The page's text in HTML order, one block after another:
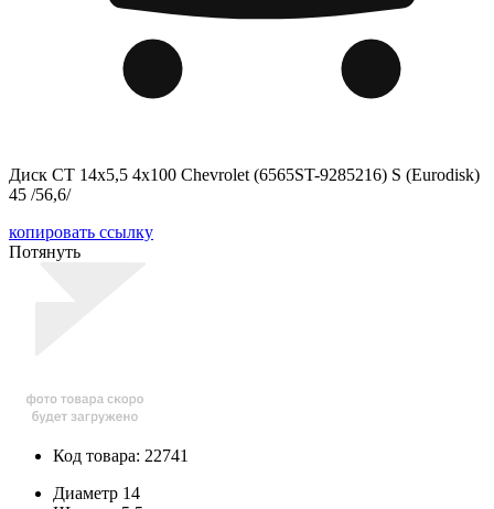
Диск СТ 14x5,5 4x100 Chevrolet (6565ST-9285216) S (Eurodisk)
45 /56,6/
копировать ссылку
Потянуть
Код товара: 22741
Диаметр 14